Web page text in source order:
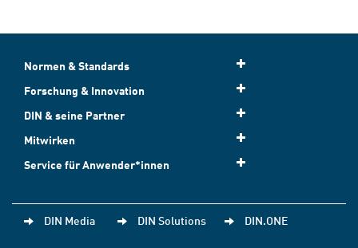
Normen & Standards
Forschung & Innovation
DIN & seine Partner
Mitwirken
Service für Anwender*innen
DIN Media DIN Solutions DIN.ONE